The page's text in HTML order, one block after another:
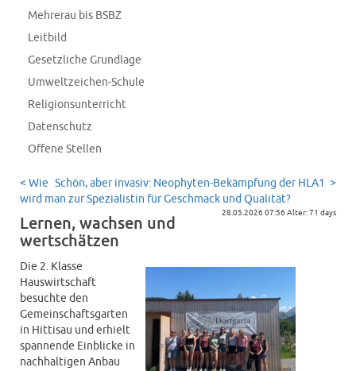
Mehrerau bis BSBZ
Leitbild
Gesetzliche Grundlage
Umweltzeichen-Schule
Religionsunterricht
Datenschutz
Offene Stellen
Schön, aber invasiv: Neophyten-Bekämpfung der HLA1 >
< Wie
wird man zur Spezialistin für Geschmack und Qualität?
28.05.2026 07:56 Alter: 71 days
Lernen, wachsen und
wertschätzen
Die 2. Klasse
Hauswirtschaft
besuchte den
Gemeinschaftsgarten
in Hittisau und erhielt
spannende Einblicke in
nachhaltigen Anbau